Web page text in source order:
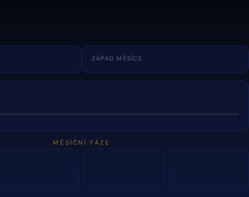
ZÁPAD MĚSÍCE
MĚSÍČNÍ FÁZE